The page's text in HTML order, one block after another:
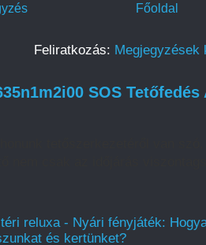
Főoldal
Feliratkozás: Megjegyzések
SOS
reluxa - Nyári fényjáték:
és kertünket?